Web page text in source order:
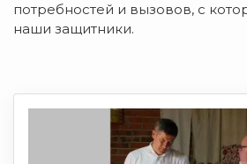
потребностей и вызовов, с
наши защитники.